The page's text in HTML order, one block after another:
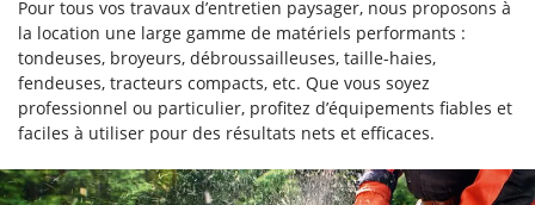
Pour tous vos travaux d’entretien paysager, nous proposons à
la location une large gamme de matériels performants :
tondeuses, broyeurs, débroussailleuses, taille-haies,
fendeuses, tracteurs compacts, etc. Que vous soyez
professionnel ou particulier, profitez d’équipements fiables et
faciles à utiliser pour des résultats nets et efficaces.